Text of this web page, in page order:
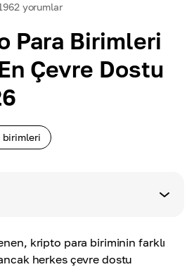
yorumlar
Para Birimleri
Çevre Dostu
birimleri
kripto para biriminin farklı
herkes çevre dostu